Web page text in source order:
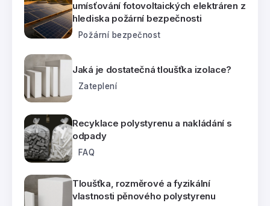
umísťování fotovoltaických elektráren z
hlediska požární bezpečnosti
Požární bezpečnost
Jaká je dostatečná tloušťka izolace?
Zateplení
Recyklace polystyrenu a nakládání s
odpady
FAQ
Tloušťka, rozměrové a fyzikální
vlastnosti pěnového polystyrenu